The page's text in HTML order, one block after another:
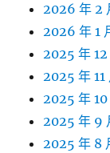
2026 年 2
2026 年 1
2025 年 12
2025 年 11
2025 年 10
2025 年 9
2025 年 8